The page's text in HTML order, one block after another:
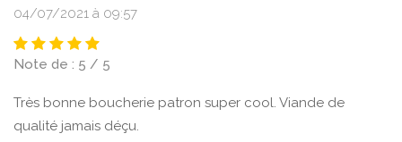
04/07/2021 à 09:57
Note de : 5 / 5
Très bonne boucherie patron super cool. Viande de
qualité jamais déçu.